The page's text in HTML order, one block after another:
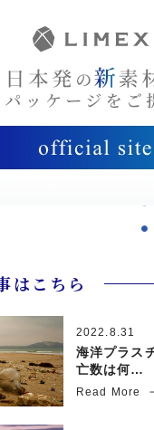
はこちら
2022.8.31
海洋プラス
亡数は何…
Read More